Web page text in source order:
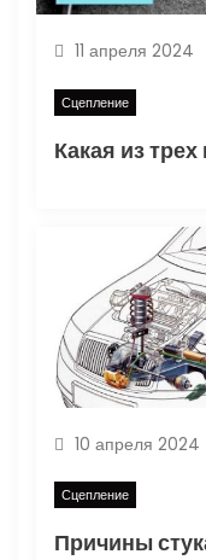
п
и
11 апреля 2024
Сцепление
10 апреля 2024
Сцепление
Причины